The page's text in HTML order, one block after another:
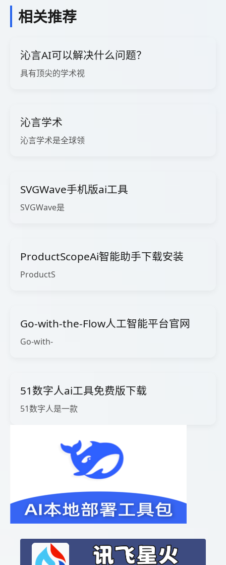
相关推荐
沁言AI可以解决什么问题？
具有顶尖的学术视
沁言学术
沁言学术是全球领
SVGWave手机版ai工具
SVGWave是
ProductScopeAi智能助手下载安装
ProductS
Go-with-the-Flow人工智能平台官网
Go-with-
51数字人ai工具免费版下载
51数字人是一款